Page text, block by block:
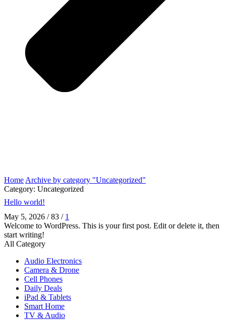
Home Archive by category "Uncategorized"
Category: Uncategorized
Hello world!
May 5, 2026 / 83 / 1
Welcome to WordPress. This is your first post. Edit or delete it, then
start writing!
All Category
Audio Electronics
Camera & Drone
Cell Phones
Daily Deals
iPad & Tablets
Smart Home
TV & Audio